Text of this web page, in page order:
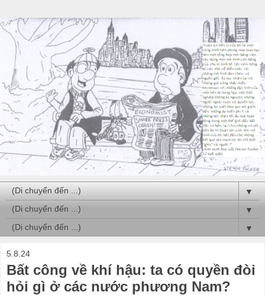
▼
▼
▼
5.8.24
Bất công về khí hậu: ta có quyền đòi
hỏi gì ở các nước phương Nam?